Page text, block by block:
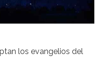
los evangelios del